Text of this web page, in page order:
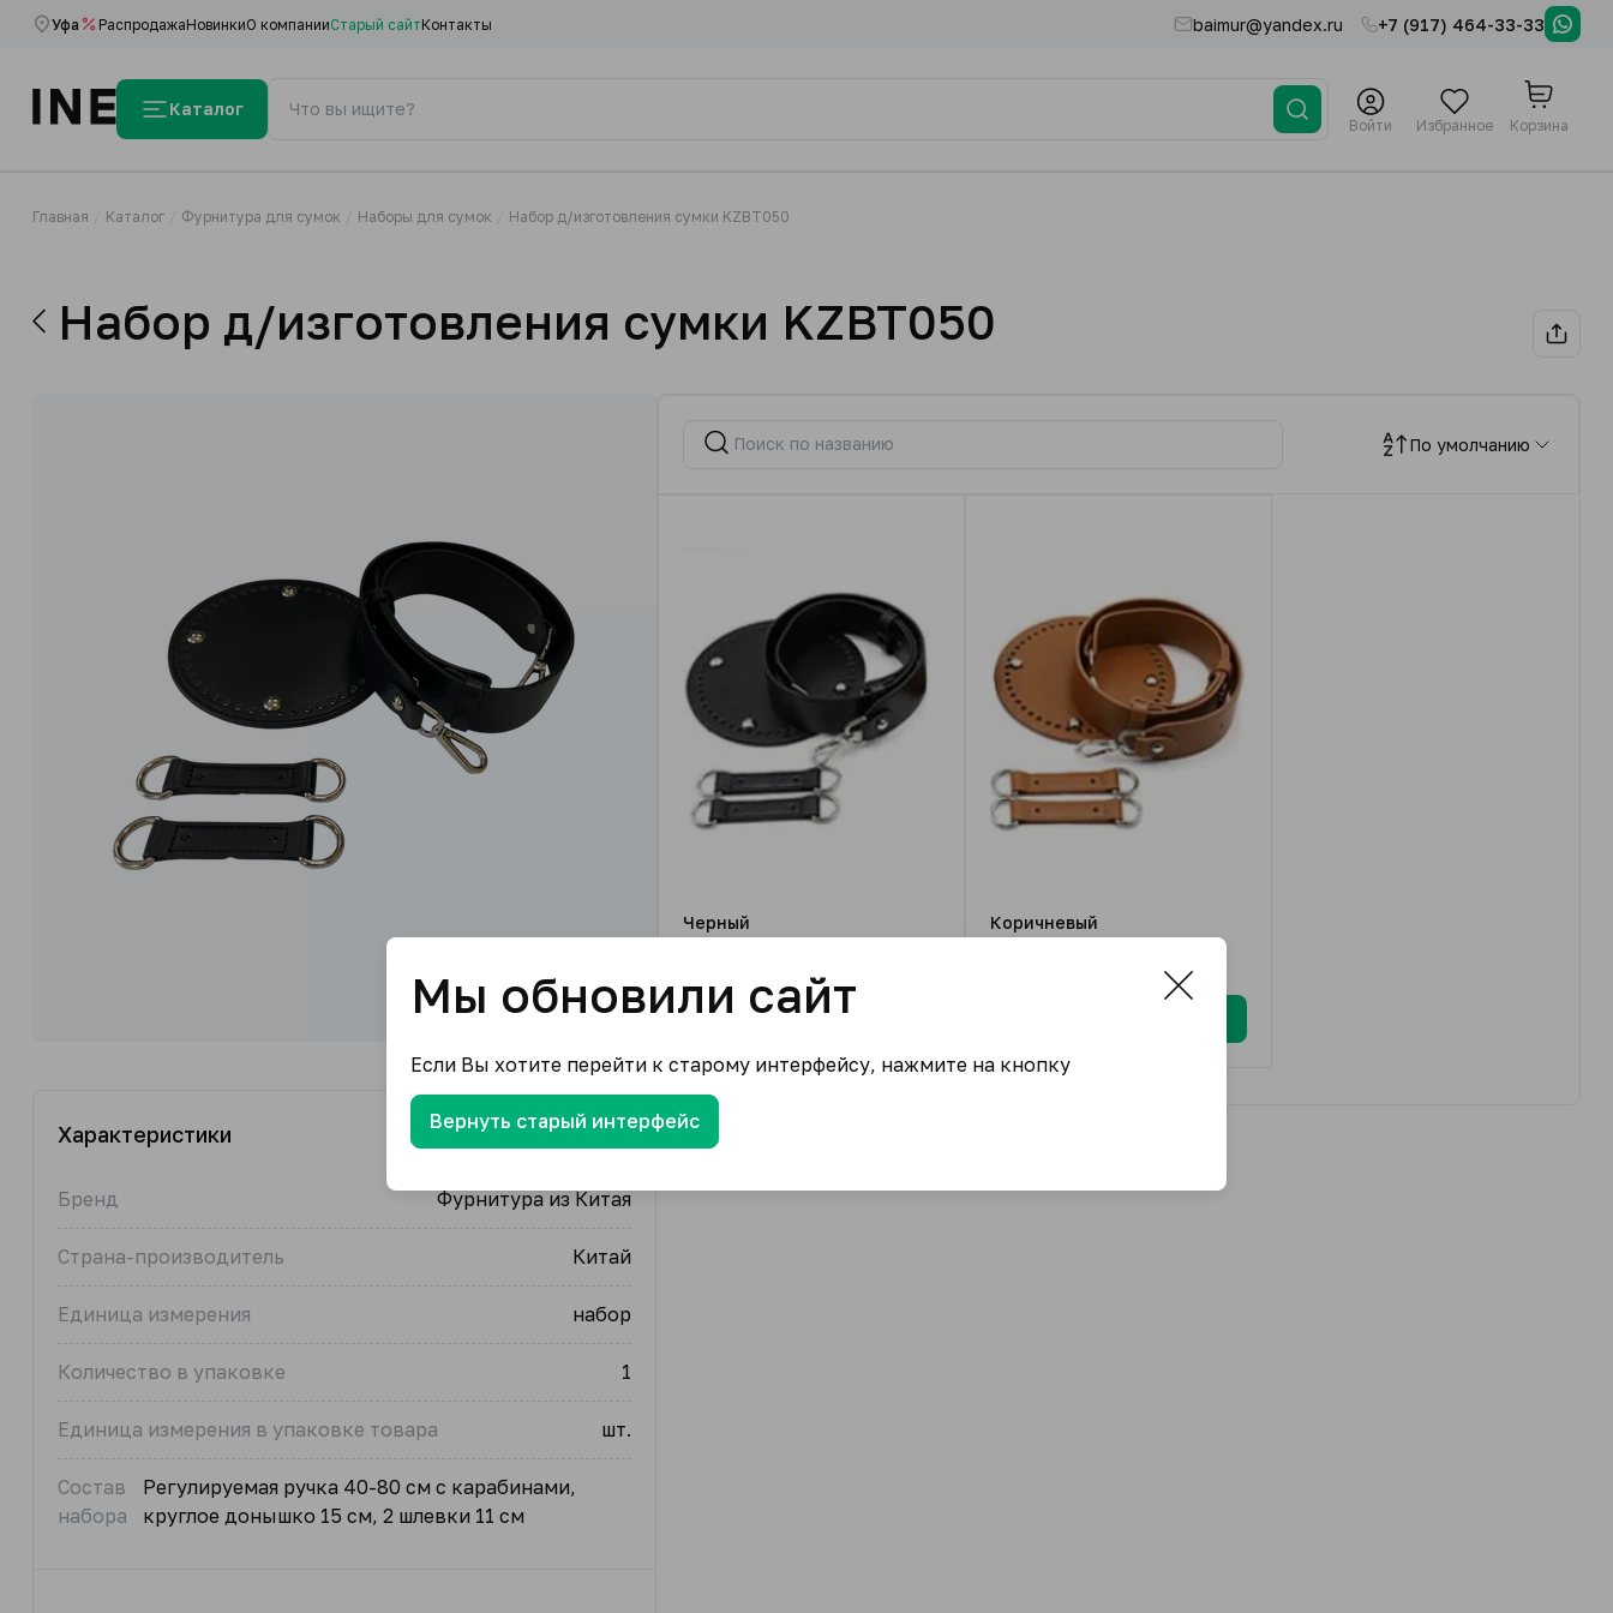
Уфа РаспродажаНовинкиО компанииСтарый сайтКонтакты baimur@yandex.ru +7 (917) 464-33-33
Каталог
Войти Избранное Корзина
Главная Каталог Фурнитура для сумок Наборы для сумок Набор д/изготовления сумки KZBT050
Набор д/изготовления сумки KZBT050
Характеристики
Бренд Фурнитура из Китая
Страна-производитель Китай
Единица измерения набор
Количество в упаковке 1
Единица измерения в упаковке товара шт.
Состав
набора
Регулируемая ручка 40-80 см с карабинами,
круглое донышко 15 см, 2 шлевки 11 см
По умолчанию
Черный
В корзину
Коричневый
Мы обновили сайт
Если Вы хотите перейти к старому интерфейсу, нажмите на кнопку
Вернуть старый интерфейс